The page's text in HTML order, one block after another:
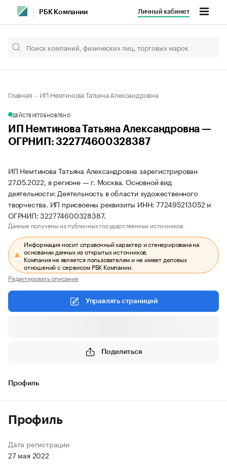
РБК Компании Личный кабинет
Главная ИП Немтинова Татьяна Александровна
ДЕЙСТВУЕТОБНОВЛЕНО
ИП Немтинова Татьяна Александровна —
ОГРНИП: 322774600328387
ИП Немтинова Татьяна Александровна зарегистрирован
27.05.2022, в регионе — г. Москва. Основной вид
деятельности: Деятельность в области художественного
творчества. ИП присвоены реквизиты ИНН: 772495213052 и
ОГРНИП: 322774600328387.
Данные получены из публичных государственных источников.
Информация носит справочный характер и сгенерирована на
основании данных из открытых источников.
Компания не является пользователем и не имеет деловых
отношений с сервисом РБК Компании.
Редактировать описание
Управлять страницей
Поделиться
Профиль
Профиль
Дата регистрации
27 мая 2022